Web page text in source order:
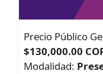
Precio Público
$130,000.00
Modalidad: